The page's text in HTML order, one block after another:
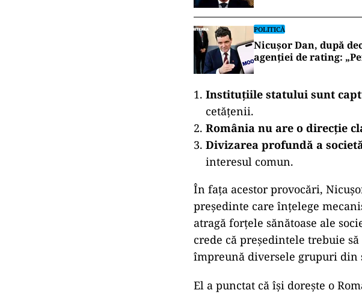
POLITICĂ
Nicușor Dan, după
agenției de rating:
Instituțiile statului sunt
cetățenii.
România nu are o direcție
Divizarea profundă a
interesul comun.
În fața acestor provocări,
președinte care înțelege
atragă forțele sănătoase ale
crede că președintele trebuie
împreună diversele grupuri din
El a punctat că își dorește o